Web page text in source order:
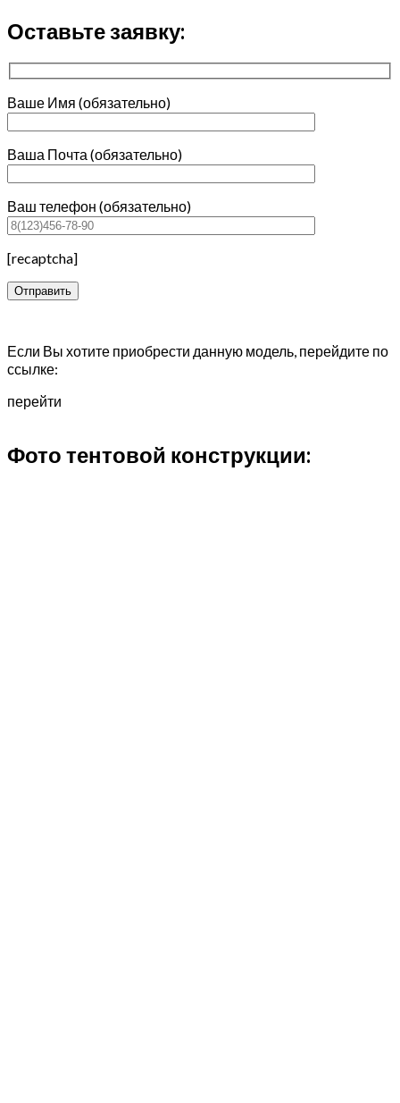
Оставьте заявку:
Ваше Имя (обязательно)
Ваша Почта (обязательно)
Ваш телефон (обязательно)
[recaptcha]
Если Вы хотите приобрести данную модель, перейдите по
ссылке:
перейти
Фото тентовой конструкции: